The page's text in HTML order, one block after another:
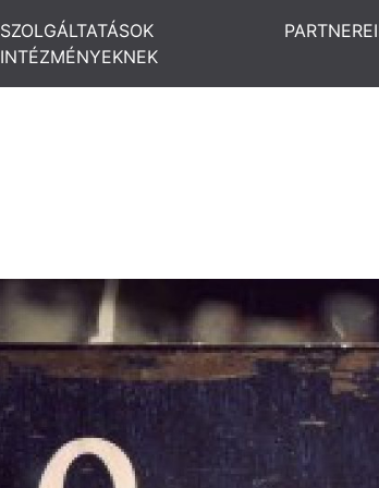
SZOLGÁLTATÁSOK
INTÉZMÉNYEKNEK